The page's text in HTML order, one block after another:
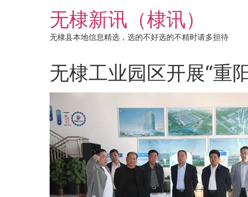
无棣新讯（棣讯）
无棣县本地信息精选，选的不好选的不精时请多担待
无棣工业园区开展“重